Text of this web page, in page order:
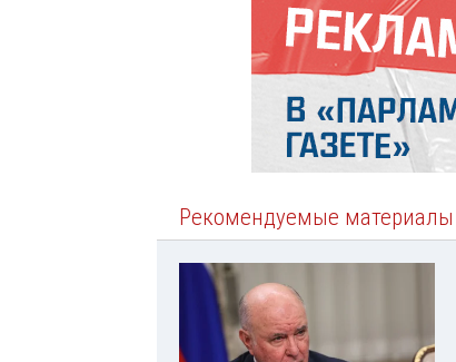
Рекомендуемые материалы